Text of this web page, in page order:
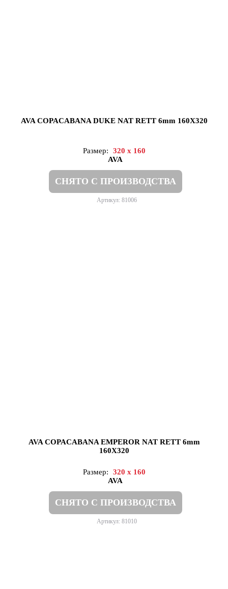
AVA COPACABANA DUKE NAT RETT 6mm 160X320
Размер:
320 x 160
AVA
СНЯТО С ПРОИЗВОДСТВА
Артикул: 81006
AVA COPACABANA EMPEROR NAT RETT 6mm
160X320
Размер:
320 x 160
AVA
СНЯТО С ПРОИЗВОДСТВА
Артикул: 81010